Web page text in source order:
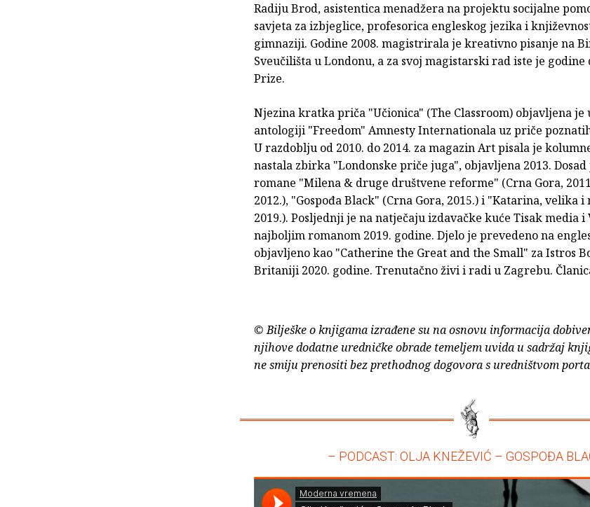
Radiju Brod, asistentica menadžera na projektu socijalne
savjeta za izbjeglice, profesorica engleskog jezika i
gimnaziji. Godine 2008. magistrirala je kreativno pisanje na
Sveučilišta u Londonu, a za svoj magistarski rad iste je
Prize.
Njezina kratka priča "Učionica" (The Classroom) objavljena je
antologiji "Freedom" Amnesty Internationala uz priče
U razdoblju od 2010. do 2014. za magazin Art pisala je
nastala zbirka "Londonske priče juga", objavljena 2013.
romane "Milena & druge društvene reforme" (Crna Gora,
2012.), "Gospođa Black" (Crna Gora, 2015.) i "Katarina, velika i
2019.). Posljednji je na natječaju izdavačke kuće Tisak media i
najboljim romanom 2019. godine. Djelo je prevedeno na
objavljeno kao "Catherine the Great and the Small" za Istros
Britaniji 2020. godine. Trenutačno živi i radi u Zagrebu.
© Bilješke o knjigama izrađene su na osnovu informacija
njihove dodatne uredničke obrade temeljem uvida u sadržaj
ne smiju prenositi bez prethodnog dogovora s uredništvom
– PODCAST: OLJA KNEŽEVIĆ – GOSPOĐA